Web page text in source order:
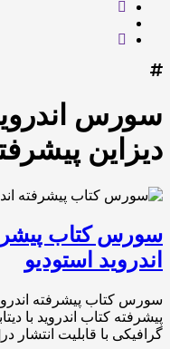
سورس
دیزاین
سورس کتاب
اندروید استودیو
سورس کتاب پیشرفته
گرافیکی با قابلیت انتشار